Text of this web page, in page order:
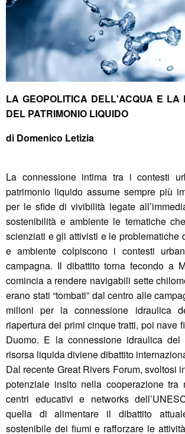
LA GEOPOLITICA DELL'ACQUA E LA
DEL PATRIMONIO LIQUIDO
di Domenico Letizia
La connessione intima tra i contesti
patrimonio liquido assume sempre più
per le sfide di vivibilità legate
sostenibilità e ambiente le tematiche
scienziati e gli attivisti e le problematiche
e ambiente colpiscono i contesti
campagna. Il dibattito torna fecondo a
comincia a rendere navigabili sette
erano stati “tombati” dal centro alle
milioni per la connessione idraulica
riapertura dei primi cinque tratti, poi nave
Duomo. E la connessione idraulica del
risorsa liquida diviene dibattito
Dal recente Great Rivers Forum, svoltosi
potenziale insito nella cooperazione tra
centri educativi e networks
quella di alimentare il dibattito
sostenibile dei fiumi e rafforzare le